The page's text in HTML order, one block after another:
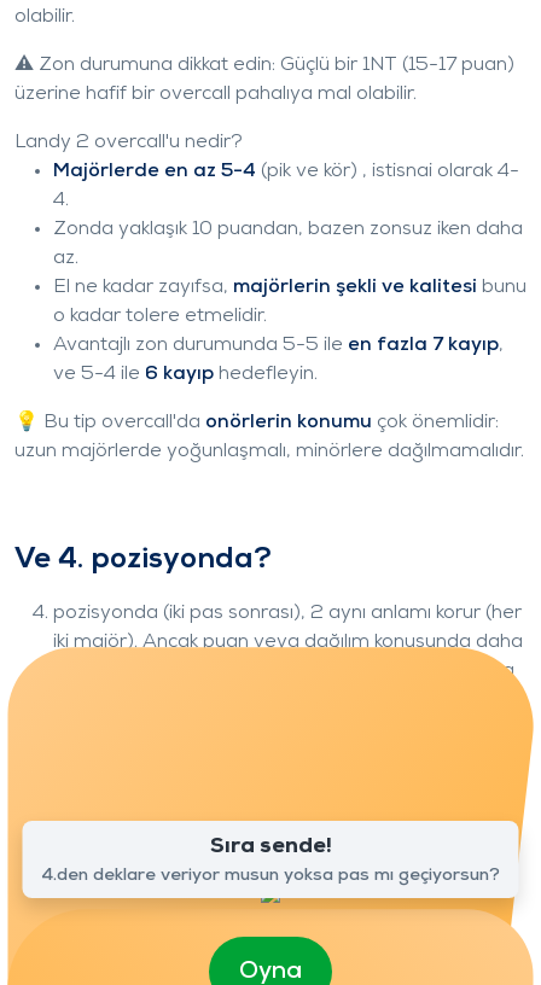
olabilir.
⚠️ Zon durumuna dikkat edin: Güçlü bir 1NT (15-17 puan)
üzerine hafif bir overcall pahalıya mal olabilir.
Landy 2 overcall'u nedir?
Majörlerde en az 5-4 (pik ve kör) , istisnai olarak 4-
4.
Zonda yaklaşık 10 puandan, bazen zonsuz iken daha
az.
El ne kadar zayıfsa, majörlerin şekli ve kalitesi bunu
o kadar tolere etmelidir.
Avantajlı zon durumunda 5-5 ile en fazla 7 kayıp,
ve 5-4 ile 6 kayıp hedefleyin.
💡 Bu tip overcall'da onörlerin konumu çok önemlidir:
uzun majörlerde yoğunlaşmalı, minörlere dağılmamalıdır.
Ve 4. pozisyonda?
pozisyonda (iki pas sonrası), 2 aynı anlamı korur (her
iki majör). Ancak puan veya dağılım konusunda daha
az talepkar olabilirsiniz: rakiplerin toplamda en fazla
Sıra sende!
4.den deklare veriyor musun yoksa pas mı geçiyorsun?
Oyna